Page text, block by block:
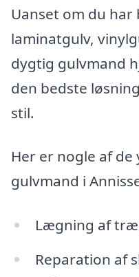
Uanset om du
laminatgulv,
dygtig gulvmand
den bedste
stil.
Her er nogle af de
gulvmand i
Lægning af
Reparation af